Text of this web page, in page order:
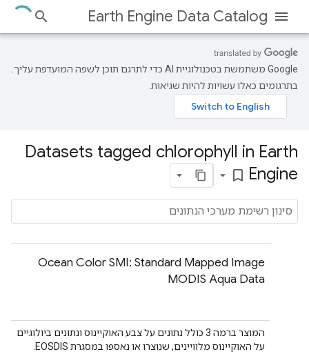
Earth Engine Data Catalog
‫Google משתמשת בטכנולוגיית AI כדי לתרגם תוכן לשפה המועדפת עליך.
בתרגומים כאלו עשויות להיות שגיאות.
Datasets tagged chlorophyll in Earth
Engine
bookmark_border
Ocean Color SMI: Standard Mapped Image
MODIS Aqua Data
המוצר ברמה 3 כולל נתונים על צבע האוקיינוס ונתונים ביולוגיים